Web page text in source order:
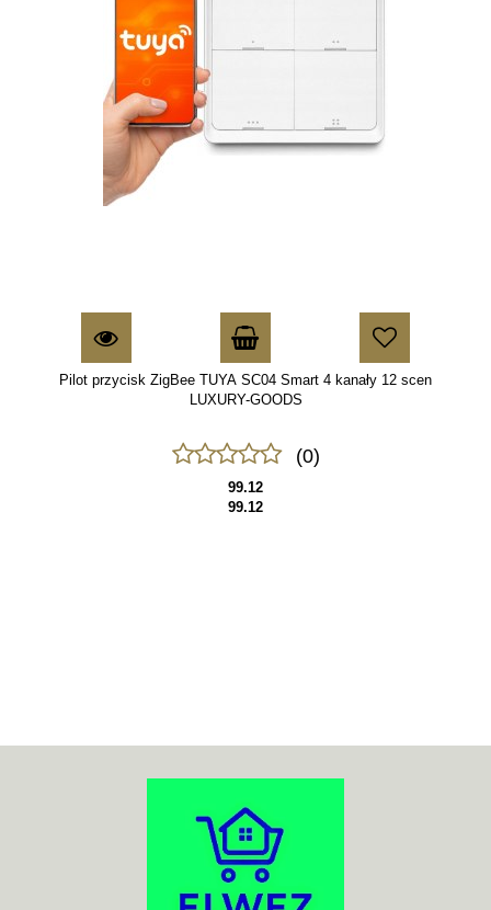
Pilot przycisk ZigBee TUYA SC04 Smart 4 kanały 12 scen
LUXURY-GOODS
(0)
99.12
99.12
ACO